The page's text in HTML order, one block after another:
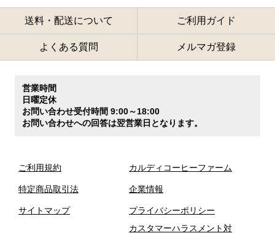
送料・配送について ご利用ガイド
よくある質問 メルマガ登録
営業時間
日曜定休
お問い合わせ受付時間 9:00～18:00
お問い合わせへの回答は翌営業日となります。
ご利用規約
特定商品取引法
サイトマップ
カルディコーヒーファーム
企業情報
プライバシーポリシー
カスタマーハラスメント対